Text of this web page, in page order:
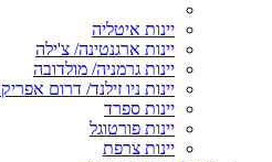
יינות איטליה
יינות ארגנטינה/ צ'ילה
יינות גרמניה/ מולדובה
יינות ניו זילנד/ דרום
יינות ספרד
יינות פורטוגל
יינות צרפת